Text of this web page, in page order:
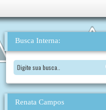
Busca Interna:
Renata Campos